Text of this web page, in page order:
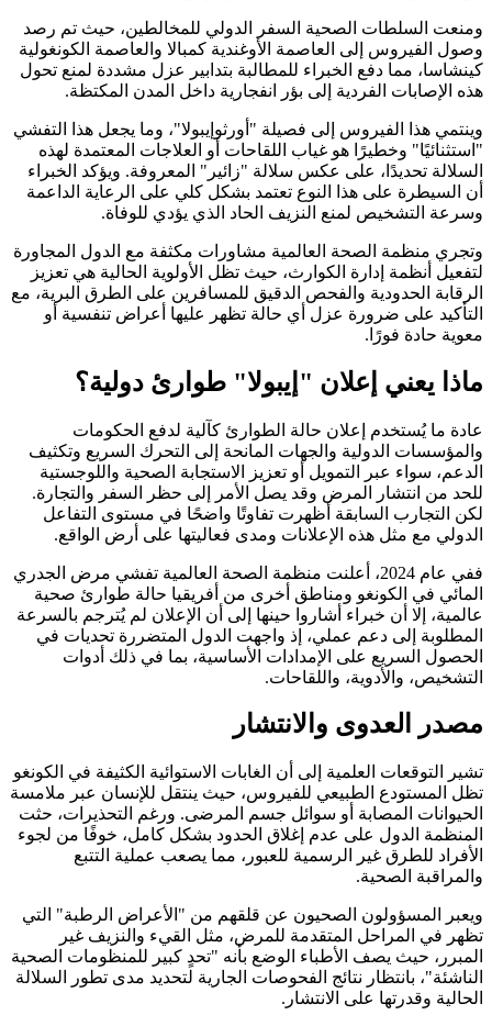
ومنعت السلطات الصحية السفر الدولي للمخالطين، حيث تم رصد
وصول الفيروس إلى العاصمة الأوغندية كمبالا والعاصمة الكونغولية
كينشاسا، مما دفع الخبراء للمطالبة بتدابير عزل مشددة لمنع تحول
هذه الإصابات الفردية إلى بؤر انفجارية داخل المدن المكتظة.
وينتمي هذا الفيروس إلى فصيلة "أورثوإيبولا"، وما يجعل هذا التفشي
"استثنائيًا" وخطيرًا هو غياب اللقاحات أو العلاجات المعتمدة لهذه
السلالة تحديدًا، على عكس سلالة "زائير" المعروفة. ويؤكد الخبراء
أن السيطرة على هذا النوع تعتمد بشكل كلي على الرعاية الداعمة
وسرعة التشخيص لمنع النزيف الحاد الذي يؤدي للوفاة.
وتجري منظمة الصحة العالمية مشاورات مكثفة مع الدول المجاورة
لتفعيل أنظمة إدارة الكوارث، حيث تظل الأولوية الحالية هي تعزيز
الرقابة الحدودية والفحص الدقيق للمسافرين على الطرق البرية، مع
التأكيد على ضرورة عزل أي حالة تظهر عليها أعراض تنفسية أو
معوية حادة فورًا.
ماذا يعني إعلان "إيبولا" طوارئ دولية؟
عادة ما يُستخدم إعلان حالة الطوارئ كآلية لدفع الحكومات
والمؤسسات الدولية والجهات المانحة إلى التحرك السريع وتكثيف
الدعم، سواء عبر التمويل أو تعزيز الاستجابة الصحية واللوجستية
للحد من انتشار المرض وقد يصل الأمر إلى حظر السفر والتجارة.
لكن التجارب السابقة أظهرت تفاوتًا واضحًا في مستوى التفاعل
الدولي مع مثل هذه الإعلانات ومدى فعاليتها على أرض الواقع.
ففي عام 2024، أعلنت منظمة الصحة العالمية تفشي مرض الجدري
المائي في الكونغو ومناطق أخرى من أفريقيا حالة طوارئ صحية
عالمية، إلا أن خبراء أشاروا حينها إلى أن الإعلان لم يُترجم بالسرعة
المطلوبة إلى دعم عملي، إذ واجهت الدول المتضررة تحديات في
الحصول السريع على الإمدادات الأساسية، بما في ذلك أدوات
التشخيص، والأدوية، واللقاحات.
مصدر العدوى والانتشار
تشير التوقعات العلمية إلى أن الغابات الاستوائية الكثيفة في الكونغو
تظل المستودع الطبيعي للفيروس، حيث ينتقل للإنسان عبر ملامسة
الحيوانات المصابة أو سوائل جسم المرضى. ورغم التحذيرات، حثت
المنظمة الدول على عدم إغلاق الحدود بشكل كامل، خوفًا من لجوء
الأفراد للطرق غير الرسمية للعبور، مما يصعب عملية التتبع
والمراقبة الصحية.
ويعبر المسؤولون الصحيون عن قلقهم من "الأعراض الرطبة" التي
تظهر في المراحل المتقدمة للمرض، مثل القيء والنزيف غير
المبرر، حيث يصف الأطباء الوضع بأنه "تحدٍ كبير للمنظومات الصحية
الناشئة"، بانتظار نتائج الفحوصات الجارية لتحديد مدى تطور السلالة
الحالية وقدرتها على الانتشار.